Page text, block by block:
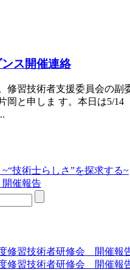
ス開催連絡
修習技術者支援委員会の副
岡と申しま す。本日は5/14
技術士らしさ”を探求する~
催報告
修習技術者研修会 開催報
修習技術者研修会 開催報